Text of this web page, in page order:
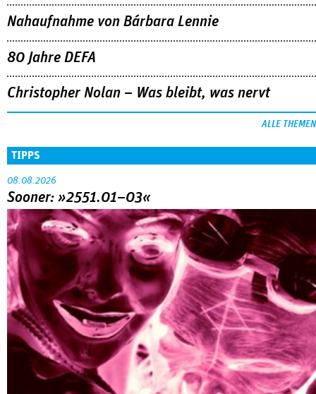
Nahaufnahme von Bárbara Lennie
80 Jahre DEFA
Christopher Nolan – Was bleibt, was nervt
ALLE THEMEN
TIPPS
08.08.2026
Sooner: »2551.01–03«